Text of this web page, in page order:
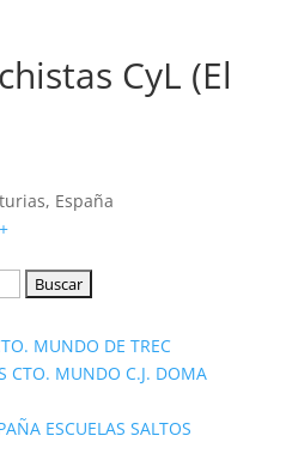
CyL (El
España
MUNDO DE TREC
CTO. MUNDO C.J. DOMA
ESCUELAS SALTOS